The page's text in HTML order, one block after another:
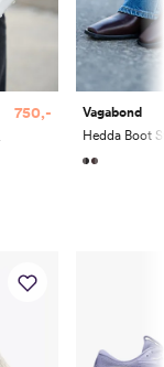
26
750,- Vagabond